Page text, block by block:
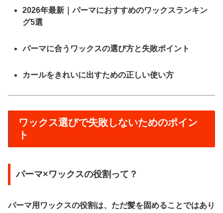
2026年最新｜パーマにおすすめのワックスランキン
グ5選
パーマに合うワックスの選び方と失敗ポイント
カールをきれいに出すための正しい使い方
ワックス選びで失敗しないためのポイン
ト
パーマ×ワックスの役割って？
パーマ用ワックスの役割は、ただ髪を固めることではあり